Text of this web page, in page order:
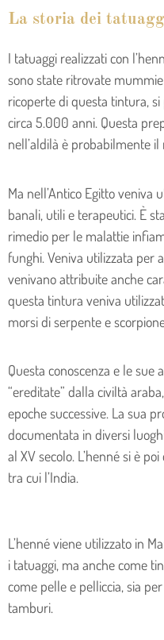
La storia dei
I tatuaggi realizzati con
sono state ritrovate
ricoperte di questa tintura,
circa 5.000 anni. Questa
nell’aldilà è probabilmente
Ma nell’Antico Egitto veniva
banali, utili e terapeutici. È
rimedio per le malattie
funghi. Veniva utilizzata per
venivano attribuite anche
questa tintura veniva
morsi di serpente e
Questa conoscenza e le
“ereditate” dalla civiltà
epoche successive. La sua
documentata in diversi
al XV secolo. L’henné si è
tra cui l’India.
L’henné viene utilizzato in
i tatuaggi, ma anche come
come pelle e pelliccia, sia
tamburi.